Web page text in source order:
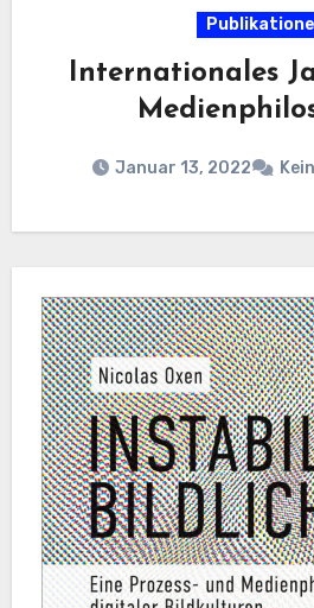
Internationales
Januar 13, 2022